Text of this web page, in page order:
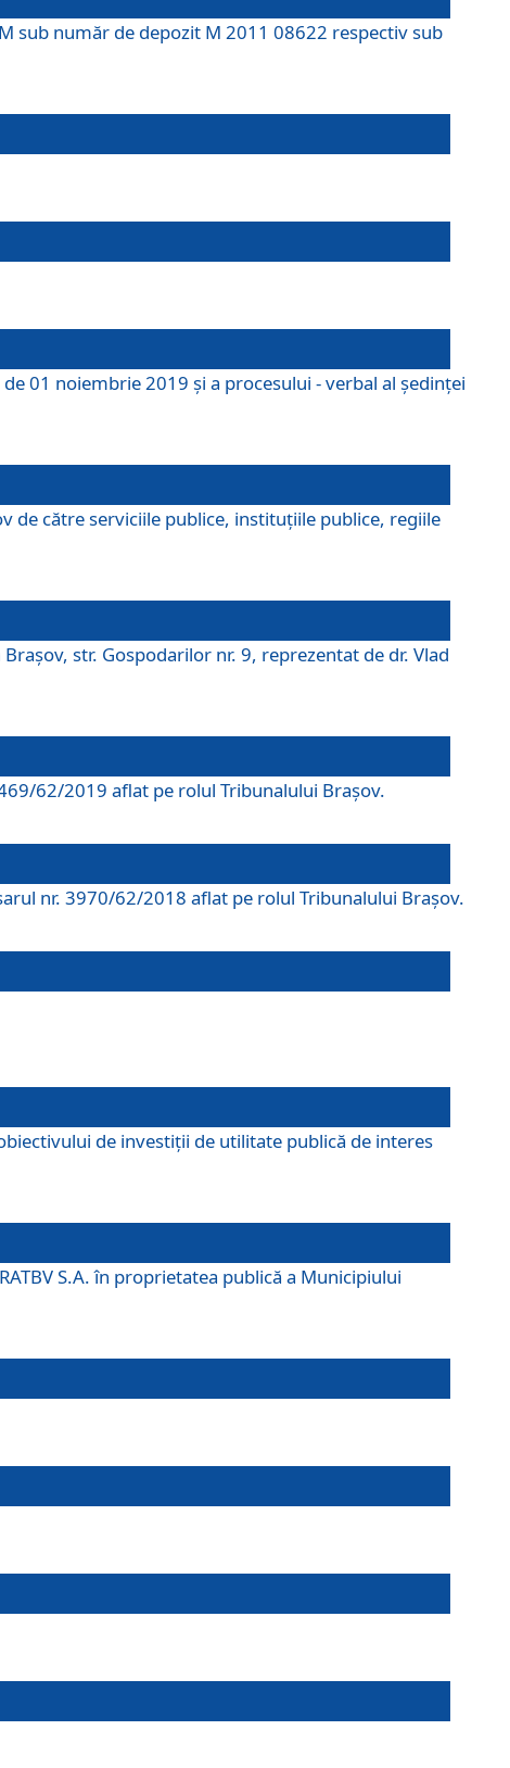
sub număr de depozit M 2011 08622 respectiv sub
01 noiembrie 2019 și a procesului - verbal al ședinței
de către serviciile publice, instituțiile publice, regiile
str. Gospodarilor nr. 9, reprezentat de dr. Vlad
62/2019 aflat pe rolul Tribunalului Braşov.
nr. 3970/62/2018 aflat pe rolul Tribunalului Braşov.
de investiții de utilitate publică de interes
S.A. în proprietatea publică a Municipiului